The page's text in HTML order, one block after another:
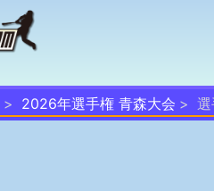
2026年選手権 青森大会